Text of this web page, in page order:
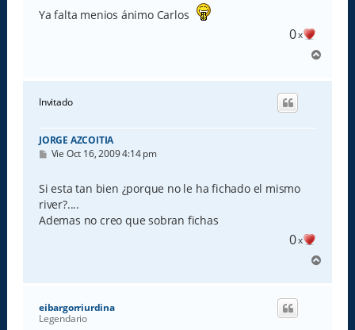
Ya falta menios ánimo Carlos
0x
r
Invitado
JORGE AZCOITIA
M
s
a
j
e
Vie Oct 16, 2009 4:14 pm
Si esta tan bien ¿porque no le ha fichado el mismo
river?....
Ademas no creo que sobran fichas
0x
r
eibargorriurdina
Legendario